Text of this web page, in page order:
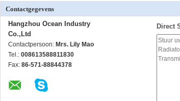
Contactgegevens
Hangzhou Ocean Industry
Co.,Ltd
Contactpersoon: Mrs. Lily Mao
Tel.: 008613588811830
Fax: 86-571-88844378
Direct